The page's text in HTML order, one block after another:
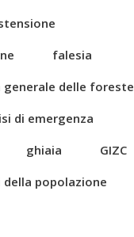
falesia
delle foreste
di emergenza
ghiaia
GIZC
popolazione